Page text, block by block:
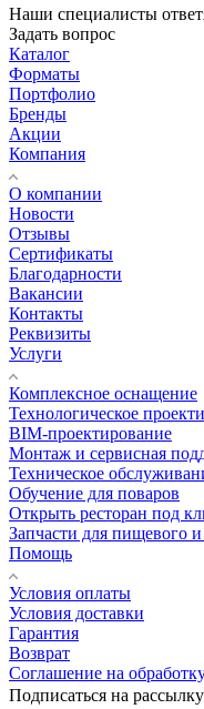
Наши специалисты
Задать вопрос
Каталог
Форматы
Портфолио
Бренды
Акции
Компания
О компании
Новости
Отзывы
Сертификаты
Благодарности
Вакансии
Контакты
Реквизиты
Услуги
Комплексное оснащение
Технологическое
BIM-проектирование
Монтаж и сервисная
Техническое
Обучение для поваров
Открыть ресторан под
Запчасти для пищевого
Помощь
Условия оплаты
Условия доставки
Гарантия
Возврат
Соглашение на
Подписаться на рассылку